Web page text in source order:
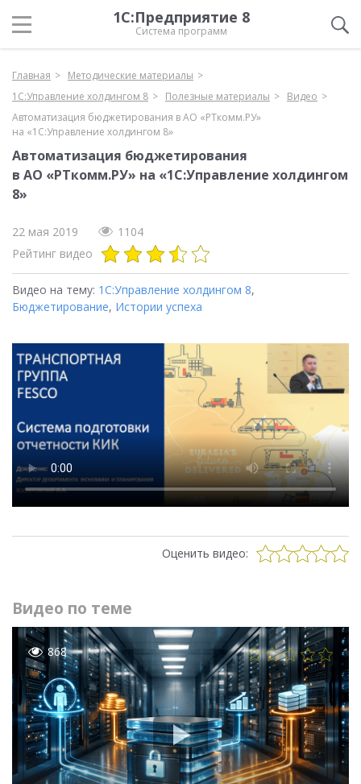
1С:Предприятие 8
Система программ
Главная
Методические материалы
1С:Управление холдингом 8
Полезные материалы
Видео
Автоматизация бюджетирования в АО «РТкомм.РУ»
на «1С:Управление холдингом 8»
Автоматизация бюджетирования
в АО «РТкомм.РУ» на «1С:Управление холдингом
8»
22 мая 2019
1104
Рейтинг видео
Видео на тему: 1С:Управление холдингом 8,
Бюджетирование, Истории успеха
Оценить видео:
Видео по теме
868